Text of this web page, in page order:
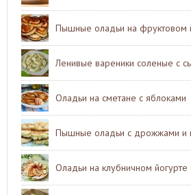
Пышные оладьи на фруктовом
Ленивые вареники соленые с
Оладьи на сметане с яблоками
Пышные оладьи с дрожжами и
Оладьи на клубничном йогурте